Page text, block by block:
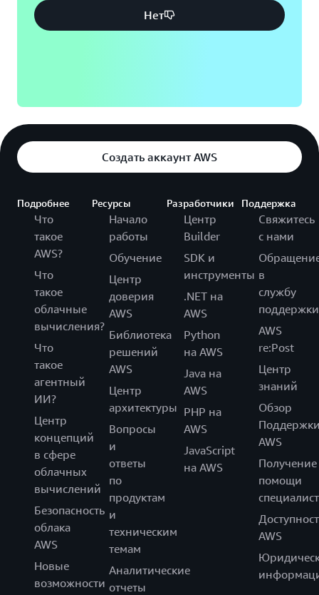
Нет
Создать аккаунт AWS
Подробнее
Что
такое
AWS?
Что
такое
облачные
вычисления?
Что
такое
агентный
ИИ?
Центр
концепций
в сфере
облачных
вычислений
Безопасность
облака
AWS
Новые
возможности
Ресурсы
Начало
работы
Обучение
Центр
доверия
AWS
Библиотека
решений
AWS
Центр
архитектуры
Вопросы
и
ответы
по
продуктам
и
техническим
темам
Аналитические
отчеты
Разработчики
Центр
Builder
SDK и
инструменты
.NET на
AWS
Python
на AWS
Java на
AWS
PHP на
AWS
JavaScript
на AWS
Поддержка
Свяжитесь
с нами
в
службу
поддержки
AWS
re:Post
Центр
знаний
Обзор
AWS
Получение
помощи
AWS